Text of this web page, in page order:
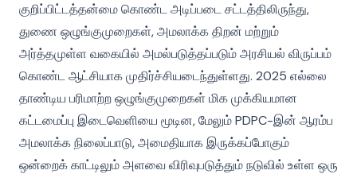
குறிப்பிட்டத்தன்மை கொண்ட அடிப்படை சட்டத்திலிருந்து,
துணை ஒழுங்குமுறைகள், அமலாக்க திறன் மற்றும்
அர்த்தமுள்ள வகையில் அமல்படுத்தப்படும் அரசியல் விருப்பம்
கொண்ட ஆட்சியாக முதிர்ச்சியடைந்துள்ளது. 2025 எல்லை
தாண்டிய பரிமாற்ற ஒழுங்குமுறைகள் மிக முக்கியமான
கட்டமைப்பு இடைவெளியை மூடின, மேலும் PDPC-இன் ஆரம்ப
அமலாக்க நிலைப்பாடு, அமைதியாக இருக்கப்போகும்
ஒன்றைக் காட்டிலும் அளவை விரிவுபடுத்தும் நடுவில் உள்ள ஒரு